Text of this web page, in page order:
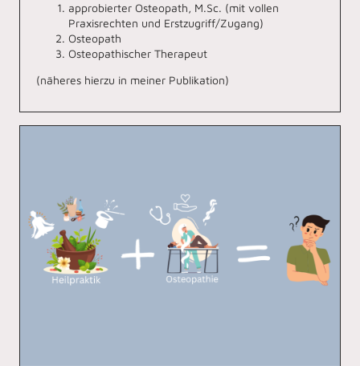
approbierter Osteopath, M.Sc. (mit vollen
Praxisrechten und Erstzugriff/Zugang)
Osteopath
Osteopathischer Therapeut
(näheres hierzu in meiner Publikation)